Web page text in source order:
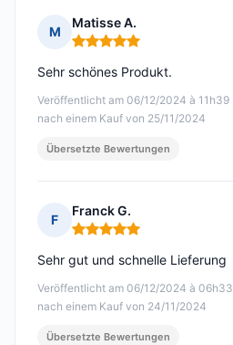
M
Matisse A.
Hinweis: 5 von 5
Veröffentlicht am 06/12/2024 à 11h39
nach einem Kauf von 25/11/2024
Sehr schönes Produkt.
Übersetzte Bewertungen
F
Franck G.
Hinweis: 5 von 5
Veröffentlicht am 06/12/2024 à 06h33
nach einem Kauf von 24/11/2024
Sehr gut und schnelle Lieferung
Übersetzte Bewertungen